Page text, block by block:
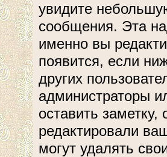
увидите
сообщения. Эта
именно вы
появится, если
других
администраторы
оставить заметку,
редактировали
могут удалять